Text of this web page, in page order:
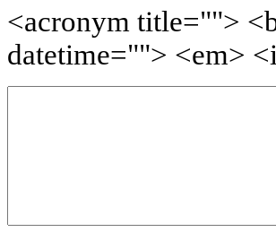
<acronym title="">
datetime=""> <em>